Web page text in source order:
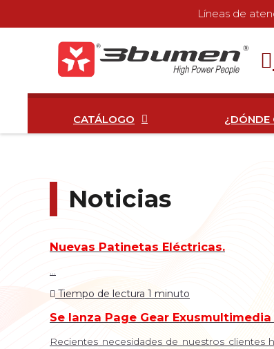
Líneas de
CATÁLOGO ¿DÓNDE
Noticias
Nuevas Patinetas Eléctricas.
...
Tiempo de lectura 1 minuto
Se lanza Page Gear Exusmultimedia
Recientes necesidades de nuestros